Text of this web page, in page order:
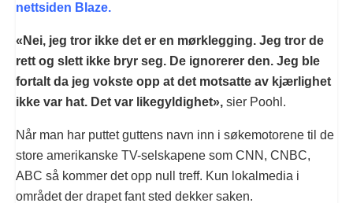
nettsiden Blaze.
«Nei, jeg tror ikke det er en mørklegging. Jeg tror de
rett og slett ikke bryr seg. De ignorerer den. Jeg ble
fortalt da jeg vokste opp at det motsatte av kjærlighet
ikke var hat. Det var likegyldighet», sier Poohl.
Når man har puttet guttens navn inn i søkemotorene til de
store amerikanske TV-selskapene som CNN, CNBC,
ABC så kommer det opp null treff. Kun lokalmedia i
området der drapet fant sted dekker saken.